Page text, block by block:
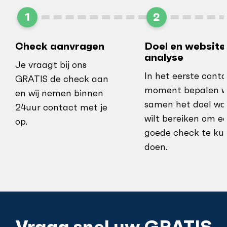
1
Check aanvragen
Je vraagt bij ons
GRATIS de check aan
en wij nemen binnen
24uur contact met je
op.
2
Doel en website
analyse
In het eerste
moment bepalen
samen het doel
wilt bereiken om
goede check te
doen.